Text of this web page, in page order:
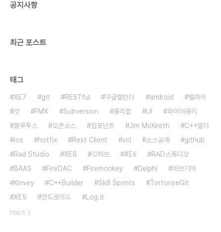
다.Windows 7/8에서 Task Bar 미리보기와 버튼
공지사항
최근 포스트
태그
XE7 git RESTful 구글캘린더 android
델파이
깃
FMX Subversion 롤리팝 UI
파이어몽키
블루투스
오픈소스 컴포넌트 Jim McKeeth
C++빌더
ios
hotfix Rest Client vcl 소스공개
github
Rad Studio
XE8 깃허브 XE6
RAD스튜디오
BAAS
FireDAC Firemonkey Delphi
데브기어
Kinvey
C++Builder Skill Sprints
TortoriseGit
XE5
안드로이드 Log.d
더보기